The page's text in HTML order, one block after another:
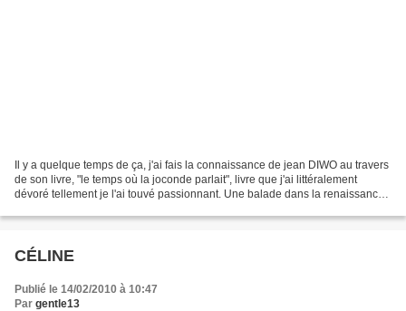
Il y a quelque temps de ça, j'ai fais la connaissance de jean DIWO au travers
de son livre, "le temps où la joconde parlait", livre que j'ai littéralement
dévoré tellement je l'ai touvé passionnant. Une balade dans la renaissance
CÉLINE
Publié le 14/02/2010 à 10:47
Par gentle13